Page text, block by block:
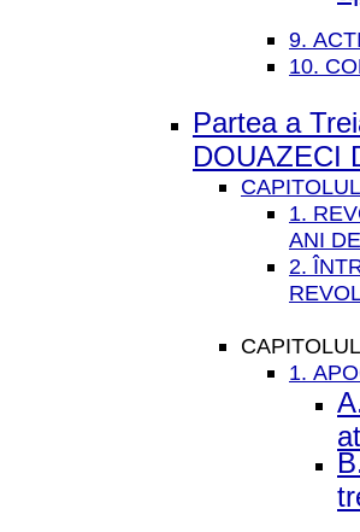
9.
10.
Partea a
DOUAZECI
1.
ANI
2.
1.